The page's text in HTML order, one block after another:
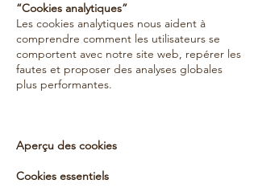
“Cookies analytiques”
Les cookies analytiques nous aident à
comprendre comment les utilisateurs se
comportent avec notre site web, repérer les
fautes et proposer des analyses globales
plus performantes.
Aperçu des cookies
Cookies essentiels